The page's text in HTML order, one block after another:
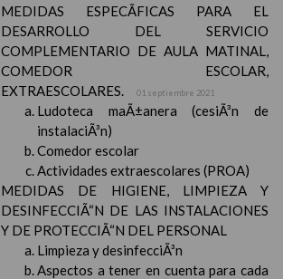
MEDIDAS ESPECÃFICAS PARA EL
DESARROLLO DEL SERVICIO
COMPLEMENTARIO DE AULA MATINAL,
COMEDOR ESCOLAR,
EXTRAESCOLARES.
01 septiembre 2021
Ludoteca maÃ±anera (cesiÃ³n de
instalaciÃ³n)
Comedor escolar
Actividades extraescolares (PROA)
MEDIDAS DE HIGIENE, LIMPIEZA Y
DESINFECCIÃ“N DE LAS INSTALACIONES
Y DE PROTECCIÃ“N DEL PERSONAL
Limpieza y desinfecciÃ³n
Aspectos a tener en cuenta para cada